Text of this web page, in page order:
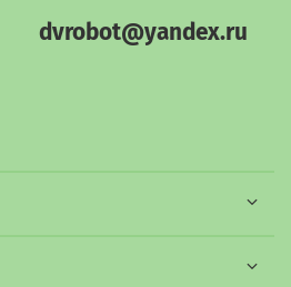
dvrobot@yandex.ru